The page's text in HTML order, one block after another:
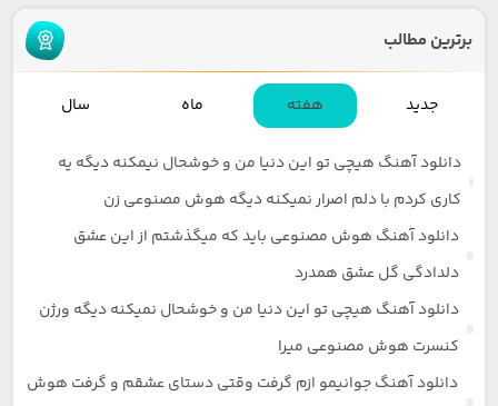
برترین مطالب
جدید هفته ماه سال
دانلود آهنگ هیچی تو این دنیا من و خوشحال نیمکنه دیگه یه
کاری کردم با دلم اصرار نمیکنه دیگه هوش مصنوعی زن
دانلود آهنگ هوش مصنوعی باید که میگذشتم از این عشق
دلدادگی گل عشق همدرد
دانلود آهنگ هیچی تو این دنیا من و خوشحال نمیکنه دیگه ورژن
کنسرت هوش مصنوعی میرا
دانلود آهنگ جوانیمو ازم گرفت وقتی دستای عشقم و گرفت هوش